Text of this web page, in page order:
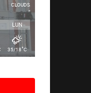
CLOUDS
-
LUN
35/18°C